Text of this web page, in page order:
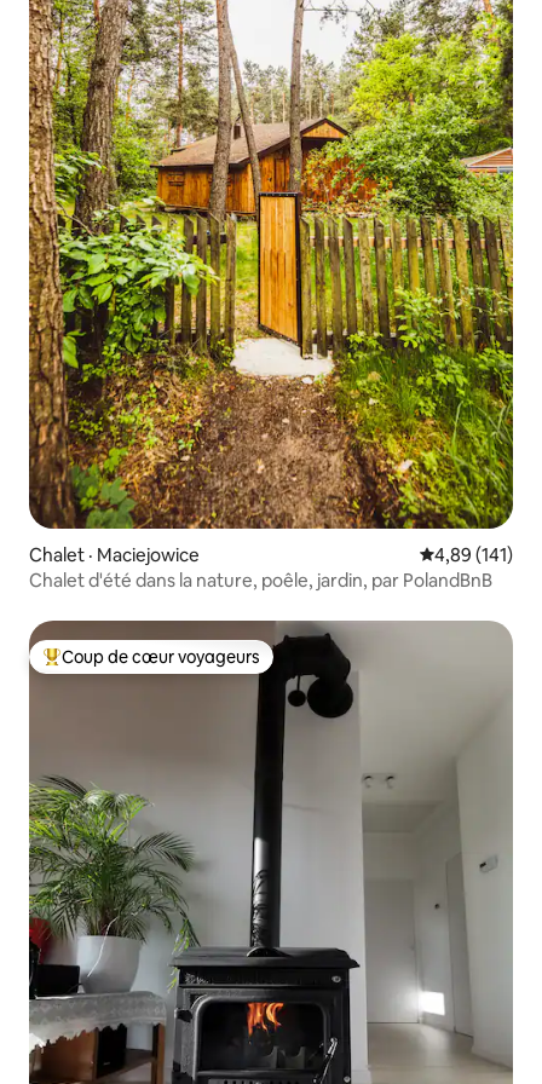
Chalet · Maciejowice Note
4,89 (141)
Chalet d'été dans la nature, poêle, jardin, par PolandBnB
Coup de cœur voyageurs parmi les plus aimés
Coup de cœur voyageurs